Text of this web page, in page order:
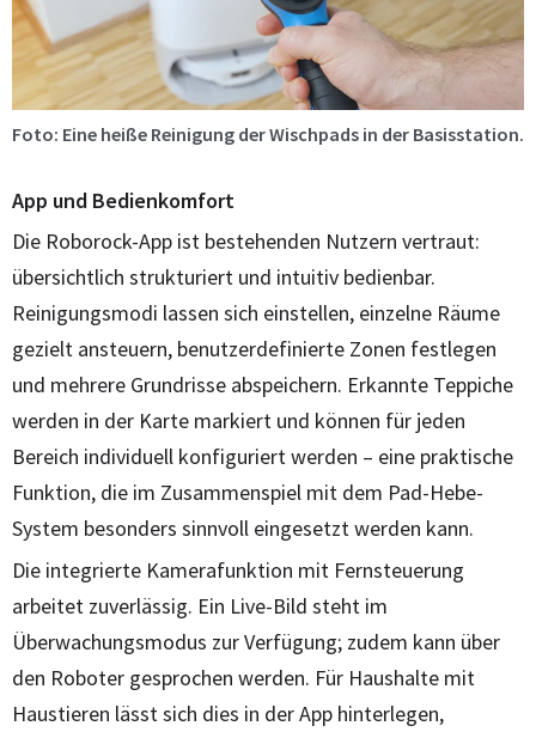
Foto: Eine heiße Reinigung der Wischpads in der Basisstation.
App und Bedienkomfort
Die Roborock-App ist bestehenden Nutzern vertraut:
übersichtlich strukturiert und intuitiv bedienbar.
Reinigungsmodi lassen sich einstellen, einzelne Räume
gezielt ansteuern, benutzerdefinierte Zonen festlegen
und mehrere Grundrisse abspeichern. Erkannte Teppiche
werden in der Karte markiert und können für jeden
Bereich individuell konfiguriert werden – eine praktische
Funktion, die im Zusammenspiel mit dem Pad-Hebe-
System besonders sinnvoll eingesetzt werden kann.
Die integrierte Kamerafunktion mit Fernsteuerung
arbeitet zuverlässig. Ein Live-Bild steht im
Überwachungsmodus zur Verfügung; zudem kann über
den Roboter gesprochen werden. Für Haushalte mit
Haustieren lässt sich dies in der App hinterlegen,